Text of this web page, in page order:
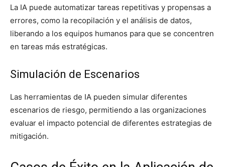
La IA puede automatizar tareas repetitivas y propensas a
errores, como la recopilación y el análisis de datos,
liberando a los equipos humanos para que se concentren
en tareas más estratégicas.
Simulación de Escenarios
Las herramientas de IA pueden simular diferentes
escenarios de riesgo, permitiendo a las organizaciones
evaluar el impacto potencial de diferentes estrategias de
mitigación.